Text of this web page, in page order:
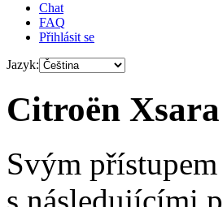
Chat
FAQ
Přihlásit se
Jazyk:
Citroën
Svým